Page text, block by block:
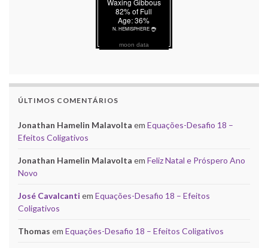
moon data
ÚLTIMOS COMENTÁRIOS
Jonathan Hamelin Malavolta em Equações-Desafio 18 –
Efeitos Coligativos
Jonathan Hamelin Malavolta em Feliz Natal e Próspero Ano
Novo
José Cavalcanti em Equações-Desafio 18 – Efeitos
Coligativos
Thomas em Equações-Desafio 18 – Efeitos Coligativos